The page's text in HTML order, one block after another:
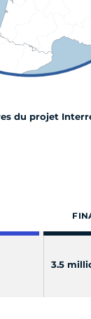
du projet
3.5